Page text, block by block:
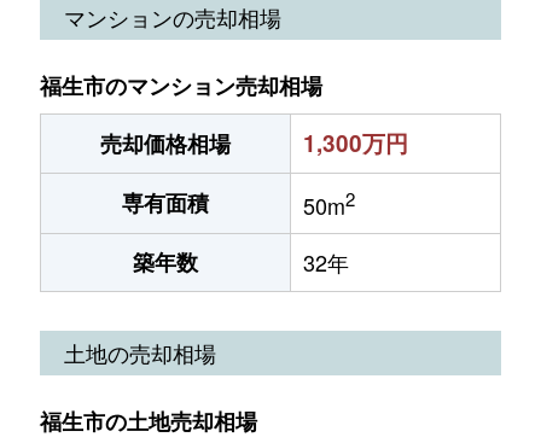
マンションの売却相場
福生市のマンション売却相場
売却価格相場
1,300万円
専有面積 50m2
築年数 32年
土地の売却相場
福生市の土地売却相場